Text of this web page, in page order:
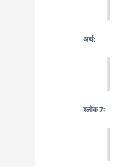
अर्थ:
श्लोक 7: